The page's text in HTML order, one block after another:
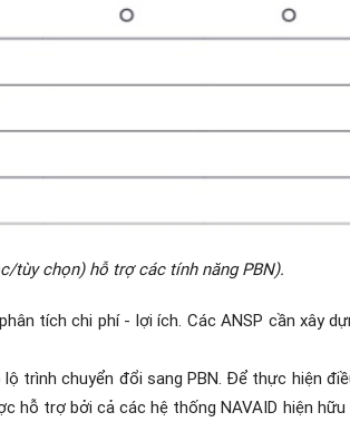
tùy chọn) hỗ trợ các tính năng PBN).
tích chi phí - lợi ích. Các ANSP cần xây
trình chuyển đổi sang PBN. Để thực hiện
trợ bởi cả các hệ thống NAVAID hiện